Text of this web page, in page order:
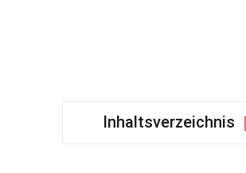
Inhaltsverzeichnis